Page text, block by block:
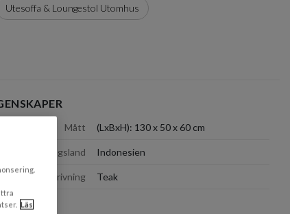
Utesoffa & Loungestol Utomhus
Mått (LxBxH): 130 x 50 x 60 cm
Tillverkningsland Indonesien
Färgbeskrivning Teak
Läs